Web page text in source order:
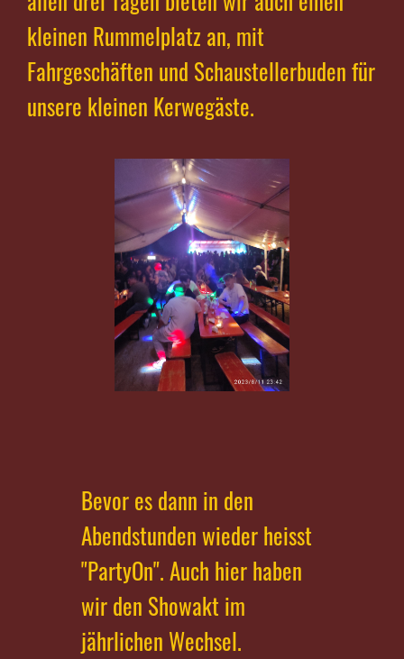
kleinen Rummelplatz an, mit
Fahrgeschäften und Schaustellerbuden für
unsere kleinen Kerwegäste.
Bevor es dann in den
Abendstunden wieder heisst
"PartyOn". Auch hier haben
wir den Showakt im
jährlichen Wechsel.